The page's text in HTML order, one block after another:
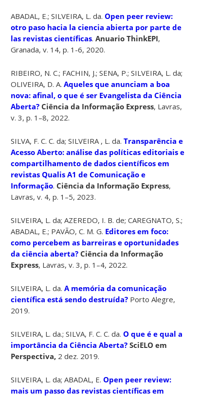
ABADAL, E.; SILVEIRA, L. da.Open peer review:
otro paso hacia la ciencia abierta por parte de
las revistas científicas.Anuario ThinkEPI,
Granada, v. 14, p. 1-6, 2020.
RIBEIRO, N. C.; FACHIN, J.; SENA, P.; SILVEIRA, L. da;
OLIVEIRA, D. A.Aqueles que anunciam a boa
nova: afinal, o que é ser Evangelista da Ciência
Aberta? Ciência da Informação Express, Lavras,
v. 3, p. 1–8, 2022.
SILVA, F. C. C. da; SILVEIRA , L. da.Transparência e
Acesso Aberto: análise das políticas editoriais e
compartilhamento de dados científicos em
revistas Qualis A1 de Comunicação e
Informação. Ciência da Informação Express,
Lavras, v. 4, p. 1–5, 2023.
SILVEIRA, L. da; AZEREDO, I. B. de; CAREGNATO, S.;
ABADAL, E.; PAVÃO, C. M. G. Editores em foco:
como percebem as barreiras e oportunidades
da ciência aberta? Ciência da Informação
Express, Lavras, v. 3, p. 1–4, 2022.
SILVEIRA, L. da.A memória da comunicação
científica está sendo destruída? Porto Alegre,
2019.
SILVEIRA, L. da.; SILVA, F. C. C. da.O que é e qual a
importância da Ciência Aberta? SciELO em
Perspectiva, 2 dez. 2019.
SILVEIRA, L. da; ABADAL, E.Open peer review:
mais um passo das revistas científicas em